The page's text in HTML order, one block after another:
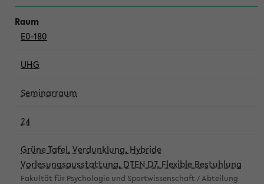
E0-180
UHG
Seminarraum
24
Grüne Tafel, Verdunklung, Hybride
Vorlesungsausstattung, DTEN D7, Flexible Bestuhlung
Fakultät für Psychologie und Sportwissenschaft / Abteilung